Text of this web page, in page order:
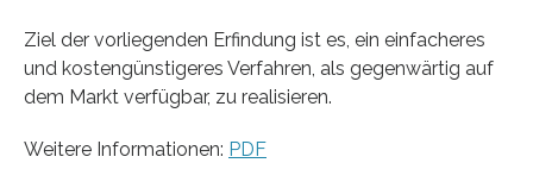
Ziel der vorliegenden Erfindung ist es, ein einfacheres
und kostengünstigeres Verfahren, als gegenwärtig auf
dem Markt verfügbar, zu realisieren.
Weitere Informationen: PDF